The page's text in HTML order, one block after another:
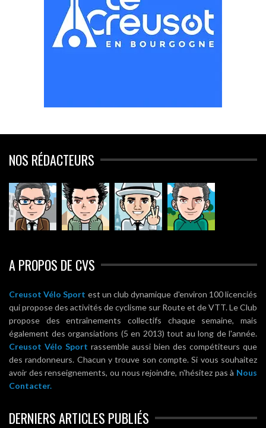
NOS RÉDACTEURS
A PROPOS DE CVS
Creusot Vélo Sport est un club dynamique d'environ 100 licenciés
qui propose des activités de cyclisme sur Route et de VTT. Le Club
propose des entraînements collectifs chaque semaine, mais
également des organsiations (5 en 2013) tout au long de l'année.
Creusot Vélo Sport rassemble aussi bien des compétiteurs que
des randonneurs. Chacun y trouve son compte. Si vous souhaitez
avoir des renseignements, ou nous rejoindre, n'hésitez pas à Nous
Contacter.
DERNIERS ARTICLES PUBLIÉS